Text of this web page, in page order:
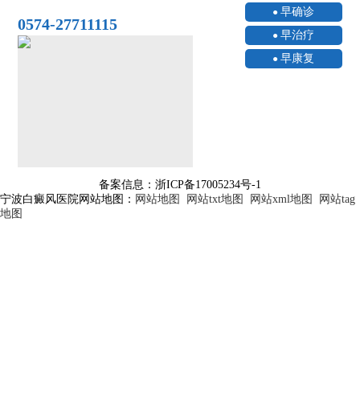
0574-27711115
早确诊
早治疗
早康复
备案信息：浙ICP备17005234号-1
宁波白癜风医院网站地图： 网站地图 网站txt地图 网站xml地图
网站tag
地图